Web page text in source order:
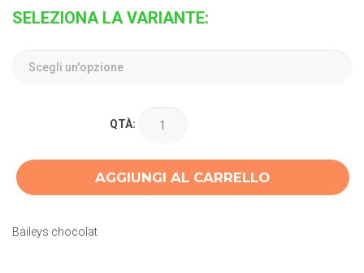
SELEZIONA LA VARIANTE:
QTÀ:
AGGIUNGI AL CARRELLO
Baileys chocolat